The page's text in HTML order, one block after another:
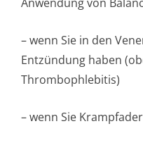
– wenn Sie in den
Entzündung haben
Thrombophlebitis)
– wenn Sie